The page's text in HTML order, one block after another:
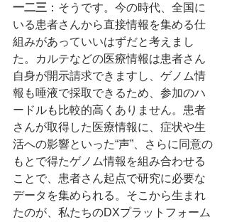
一二三 ： そうです。今の時代、全国に
いる患者さんから直接情報を集める仕
組みがあっていいはずだと考えまし
た。カルテなどの医療情報は患者さん
自身が開示請求できますし、ゲノム情
報も唾液で採取できるため、参加のハ
ードルも比較的高くありません。患者
さんが取得した医療情報に、症状や生
活への影響といった“声”、さらに同意の
もとで得たゲノム情報を組み合わせる
ことで、患者さん起点で研究に必要な
データを集められる。そこから生まれ
たのが、私たちのDXプラットフォーム